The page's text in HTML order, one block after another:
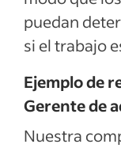
puedan
si el trabajo
Ejemplo de
Gerente de
Nuestra